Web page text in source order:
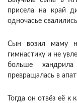
присела на край
одночасье
Сын возил маму
гимнастику и не
больше
превращалась в
Тогда он отвёз её